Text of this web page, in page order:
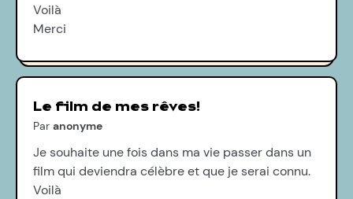
Voilà
Merci
Le film de mes rêves!
Par anonyme
Je souhaite une fois dans ma vie passer dans un
film qui deviendra célèbre et que je serai connu.
Voilà